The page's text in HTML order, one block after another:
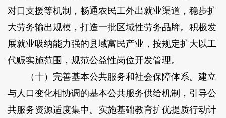
对口支援等机制，畅通农民工外出就业渠道，稳步扩
大劳务输出规模，打造一批区域性劳务品牌。积极发
展就业吸纳能力强的县域富民产业，按规定扩大以工
代赈实施范围，规范公益性岗位开发管理。
（十）完善基本公共服务和社会保障体系。建立
与人口变化相协调的基本公共服务供给机制，引导公
共服务资源适度集中。实施基础教育扩优提质行动计